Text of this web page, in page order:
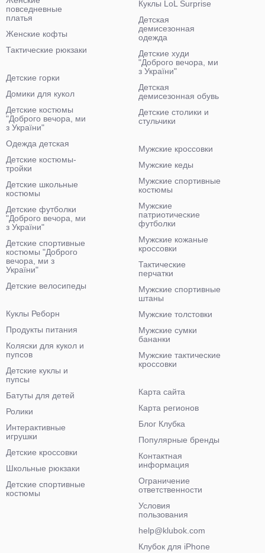
повседневные
платья
Женские кофты
Тактические рюкзаки
Куклы LoL Surprise
Детская
демисезонная
одежда
Детские худи
"Доброго вечора, ми
з України"
Детская
демисезонная обувь
Детские столики и
стульчики
Детские горки
Домики для кукол
Детские костюмы
"Доброго вечора, ми
з України"
Одежда детская
Детские костюмы-
тройки
Детские школьные
костюмы
Детские футболки
"Доброго вечора, ми
з України"
Детские спортивные
костюмы "Доброго
вечора, ми з
України"
Детские велосипеды
Мужские кроссовки
Мужские кеды
Мужские спортивные
костюмы
Мужские
патриотические
футболки
Мужские кожаные
кроссовки
Тактические
перчатки
Мужские спортивные
штаны
Мужские толстовки
Мужские сумки
бананки
Мужские тактические
кроссовки
Куклы Реборн
Продукты питания
Коляски для кукол и
пупсов
Детские куклы и
пупсы
Батуты для детей
Ролики
Интерактивные
игрушки
Детские кроссовки
Школьные рюкзаки
Детские спортивные
костюмы
Карта сайта
Карта регионов
Блог Клубка
Популярные бренды
Контактная
информация
Ограничение
ответственности
Условия
пользования
help@klubok.com
Клубок для iPhone